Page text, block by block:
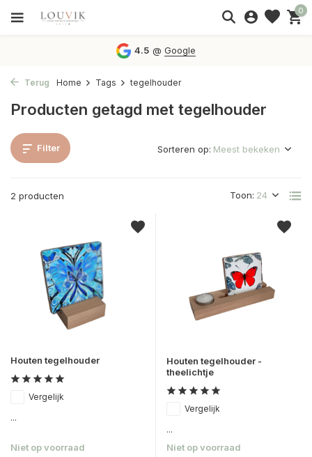
0
4.5 @Google
Terug Home Tags tegelhouder
Producten getagd met tegelhouder
Filter
2 producten Toon:
Sorteren op:
Houten tegelhouder
Vergelijk
...
Niet op voorraad
Houten tegelhouder -
theelichtje
Vergelijk
...
Niet op voorraad